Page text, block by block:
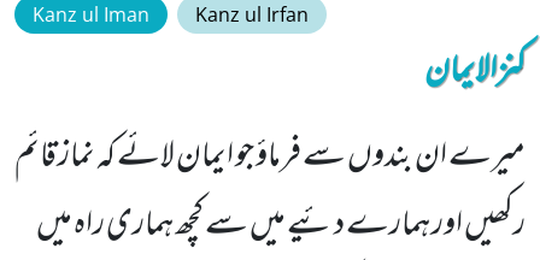
Kanz ul Iman Kanz ul Irfan
کنزالایمان
میرے ان بندوں سے فرماؤ جو ایمان لائے کہ نماز قائم
رکھیں اور ہمارے دئیے میں سے کچھ ہماری راہ میں